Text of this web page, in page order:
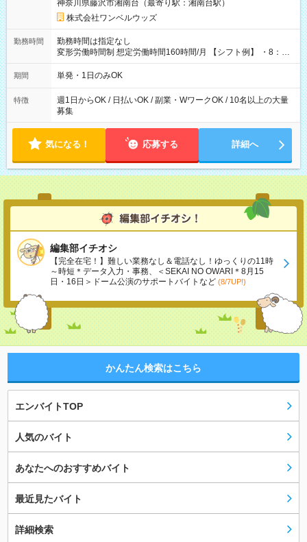
神奈川県藤沢市湘南台（最寄り駅：湘南台駅）
株式会社ワンベルウッズ
勤務時間
勤務時間は指定なし
変形労働時間制 想定労働時間160時間/月 【シフト例】 ・8：00
～21：00
期間 単発・1日のみOK
特徴
週1日からOK / 日払いOK / 副業・WワークOK / 10名以上の大量
募集
気になる！ 応募する 詳細へ
編集部イチオシ
【完全在宅！】難しい業務なし＆電話なし！ゆっくりの11時
～時短＊データ入力・事務、＜SEKAI NO OWARI＊8月15
日・16日＞ドーム公演のサポートバイトなど (8/7UP!)
かんたん検索はこちら
エンバイトTOP
人気のバイト
あなたへのおすすめバイト
最近見たバイト
詳細検索